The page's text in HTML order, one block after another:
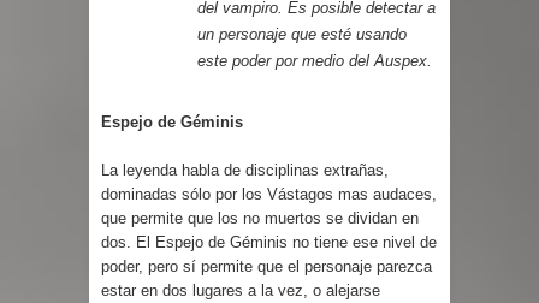
del vampiro. Es posible detectar a
un personaje que esté usando
este poder por medio del Auspex.
Espejo de Géminis
La leyenda habla de disciplinas extrañas,
dominadas sólo por los Vástagos mas audaces,
que permite que los no muertos se dividan en
dos. El Espejo de Géminis no tiene ese nivel de
poder, pero sí permite que el personaje parezca
estar en dos lugares a la vez, o alejarse